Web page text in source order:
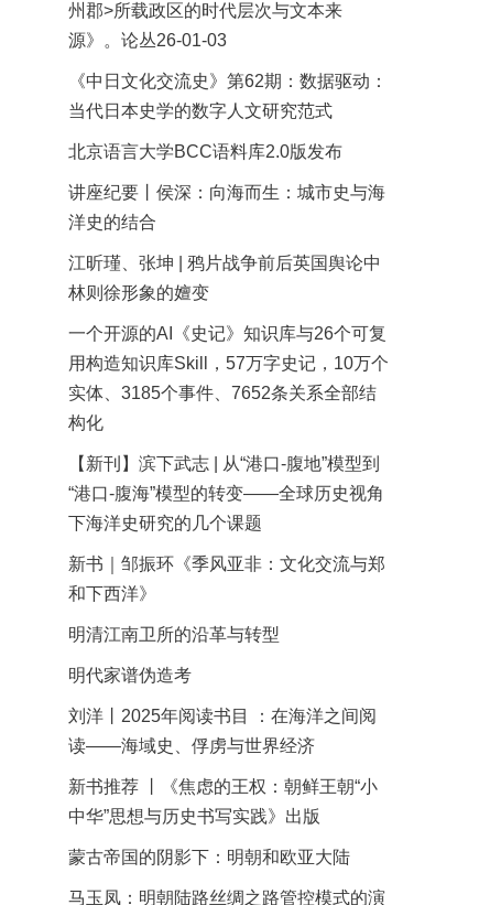
州郡>所载政区的时代层次与文本来
源》。论丛26-01-03
《中日文化交流史》第62期：数据驱动：
当代日本史学的数字人文研究范式
北京语言大学BCC语料库2.0版发布
讲座纪要丨侯深：向海而生：城市史与海
洋史的结合
江昕瑾、张坤 | 鸦片战争前后英国舆论中
林则徐形象的嬗变
一个开源的AI《史记》知识库与26个可复
用构造知识库Skill，57万字史记，10万个
实体、3185个事件、7652条关系全部结
构化
【新刊】滨下武志 | 从“港口-腹地”模型到
“港口-腹海”模型的转变——全球历史视角
下海洋史研究的几个课题
新书｜邹振环《季风亚非：文化交流与郑
和下西洋》
明清江南卫所的沿革与转型
明代家谱伪造考
刘洋丨2025年阅读书目 ：在海洋之间阅
读——海域史、俘虏与世界经济
新书推荐 丨《焦虑的王权：朝鲜王朝“小
中华”思想与历史书写实践》出版
蒙古帝国的阴影下：明朝和欧亚大陆
马玉凤：明朝陆路丝绸之路管控模式的演